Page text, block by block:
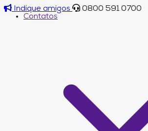
Indique amigos
0800 591 0700
Contatos